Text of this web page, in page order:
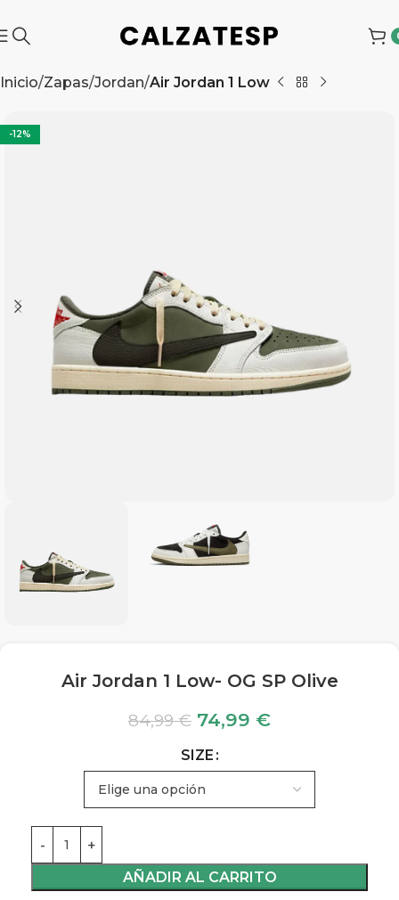
Inicio Zapas Jordan Air Jordan 1 Low
-12%
Air Jordan 1 Low- OG SP Olive
84,99€ 74,99 €
SIZE
AÑADIR AL CARRITO